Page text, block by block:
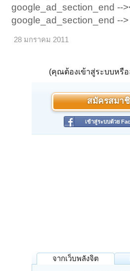
google_ad_section_end --
google_ad_section_end -->
28 มกราคม 2011
(คุณต้องเข้าสู่ระบบหรื
สมัครสมา
เข้าสู่ระบบด้วย
จากเว็บพลังจิต